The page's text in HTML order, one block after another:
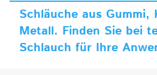
Schläuche aus Gummi,
Metall. Finden Sie bei
Schlauch für Ihre